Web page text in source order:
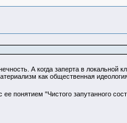
А когда заперта в локальной
как общественная
понятием "Чистого запутанного